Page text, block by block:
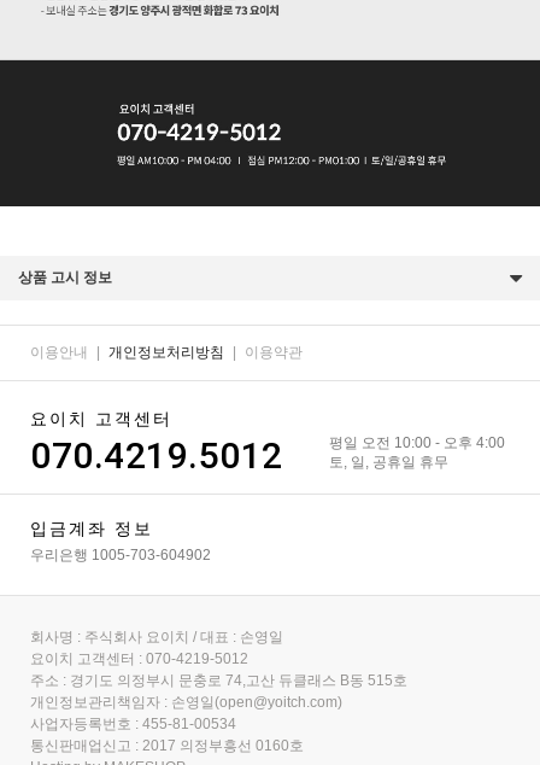
상품 고시 정보
이용안내 개인정보처리방침 이용약관
요이치 고객센터
070.4219.5012
평일 오전 10:00 - 오후 4:00
토, 일, 공휴일 휴무
입금계좌 정보
우리은행 1005-703-604902
회사명 : 주식회사 요이치 / 대표 : 손영일
요이치 고객센터 : 070-4219-5012
주소 : 경기도 의정부시 문충로 74,고산 듀클래스 B동 515호
개인정보관리책임자 : 손영일(open@yoitch.com)
사업자등록번호 : 455-81-00534
통신판매업신고 : 2017 의정부흥선 0160호